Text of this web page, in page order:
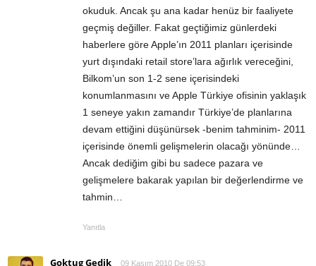
okuduk. Ancak şu ana kadar henüz bir faaliyete
geçmiş değiller. Fakat geçtiğimiz günlerdeki
haberlere göre Apple’ın 2011 planları içerisinde
yurt dışındaki retail store’lara ağırlık vereceğini,
Bilkom’un son 1-2 sene içerisindeki
konumlanmasını ve Apple Türkiye ofisinin yaklaşık
1 seneye yakın zamandır Türkiye’de planlarına
devam ettiğini düşünürsek -benim tahminim- 2011
içerisinde önemli gelişmelerin olacağı yönünde…
Ancak dediğim gibi bu sadece pazara ve
gelişmelere bakarak yapılan bir değerlendirme ve
tahmin…
Yanıtla
Goktug Gedik 09 Kasım 2010 De 09:53